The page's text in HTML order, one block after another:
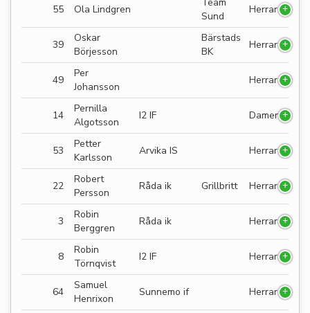
55 Ola Lindgren
Sund
Herrar
39
Oskar
Börjesson
Bärstads
BK
Herrar
49
Per
Johansson
Herrar
14
Pernilla
Algotsson
I2 IF Damer
53
Petter
Karlsson
Arvika IS Herrar
22
Robert
Persson
Råda ik Grillbritt Herrar
3
Robin
Berggren
Råda ik Herrar
8
Robin
Törnqvist
I2 IF Herrar
64
Samuel
Henrixon
Sunnemo if Herrar